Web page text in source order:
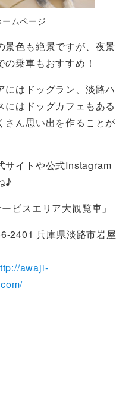
ムページ
景色も絶景ですが、夜景
乗車もおすすめ！
にはドッグラン、淡路ハ
にはドッグカフェもある
さん思い出を作ることが
サイトや公式Instagram
♪
ビスエリア大観覧車」
2401 兵庫県淡路市岩屋
awaji-